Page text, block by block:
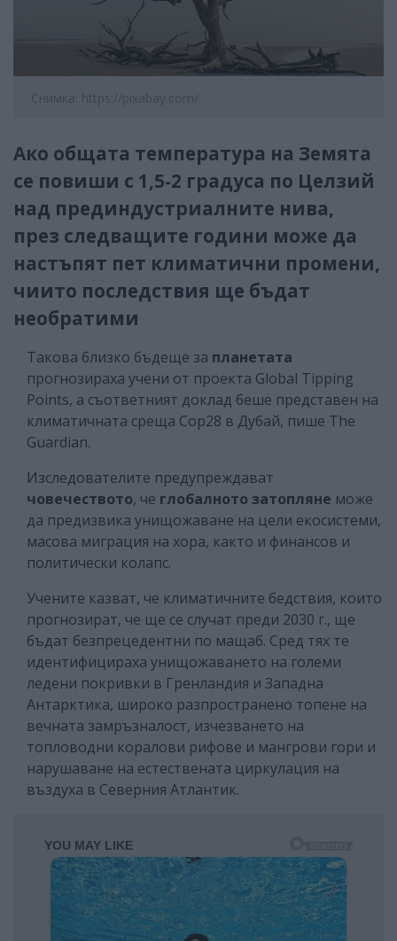
Снимка: https://pixabay.com/
Ако общата температура на Земята
се повиши с 1,5-2 градуса по Целзий
над прединдустриалните нива,
през следващите години може да
настъпят пет климатични промени,
чиито последствия ще бъдат
необратими
Такова близко бъдеще за планетата
прогнозираха учени от проекта Global Tipping
Points, а съответният доклад беше представен на
климатичната среща Cop28 в Дубай, пише The
Guardian.
Изследователите предупреждават
човечеството, че глобалното затопляне може
да предизвика унищожаване на цели екосистеми,
масова миграция на хора, както и финансов и
политически колапс.
Учените казват, че климатичните бедствия, които
прогнозират, че ще се случат преди 2030 г., ще
бъдат безпрецедентни по мащаб. Сред тях те
идентифицираха унищожаването на големи
ледени покривки в Гренландия и Западна
Антарктика, широко разпространено топене на
вечната замръзналост, изчезването на
топловодни коралови рифове и мангрови гори и
нарушаване на естествената циркулация на
въздуха в Северния Атлантик.